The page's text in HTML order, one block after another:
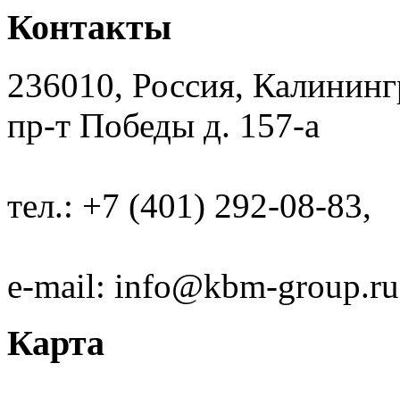
Контакты
236010, Россия,
пр-т Победы д. 157-а
тел.: +7 (401) 292-08-83,
e-mail: info@kbm-group.ru
Карта